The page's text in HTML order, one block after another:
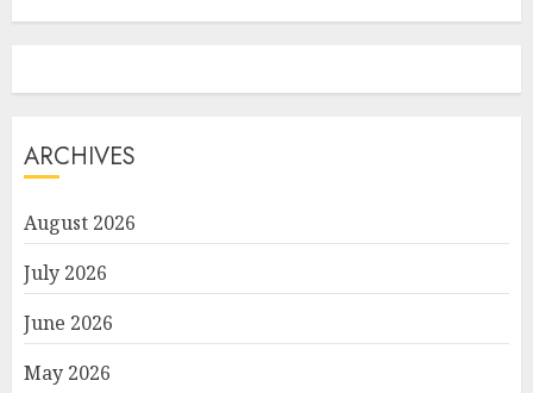
ARCHIVES
August 2026
July 2026
June 2026
May 2026